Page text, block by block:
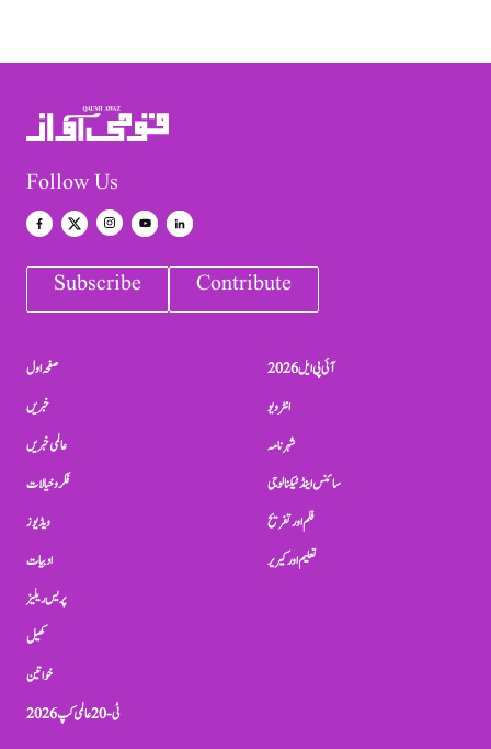
Follow Us
Subscribe Contribute
صفحہ اول
خبریں
عالمی خبریں
فکر و خیالات
ویڈیوز
ادبیات
پریس ریلیز
کھیل
خواتین
ٹی-20 عالمی کپ 2026
آئی پی ایل 2026
انٹرویو
شہرنامہ
سائنس اینڈ ٹیکنالوجی
فلم اور تفریح
تعلیم اور کیریر